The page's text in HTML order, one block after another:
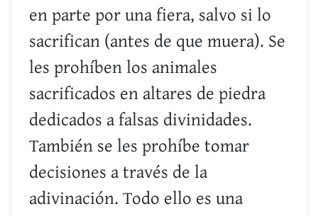
en parte por una fiera, salvo si lo
sacrifican (antes de que muera). Se
les prohíben los animales
sacrificados en altares de piedra
dedicados a falsas divinidades.
También se les prohíbe tomar
decisiones a través de la
adivinación. Todo ello es una